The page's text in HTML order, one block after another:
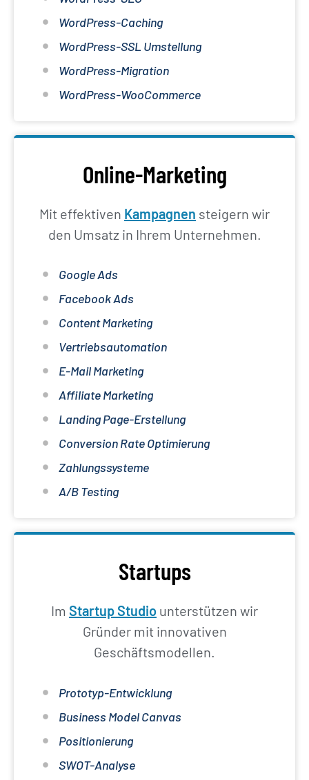
WordPress-Caching
WordPress-SSL Umstellung
WordPress-Migration
WordPress-WooCommerce
Online-Marketing
Mit effektiven Kampagnen steigern wir
den Umsatz in Ihrem Unternehmen.
Google Ads
Facebook Ads
Content Marketing
Vertriebsautomation
E-Mail Marketing
Affiliate Marketing
Landing Page-Erstellung
Conversion Rate Optimierung
Zahlungssysteme
A/B Testing
Startups
Im Startup Studio unterstützen wir
Gründer mit innovativen
Geschäftsmodellen.
Prototyp-Entwicklung
Business Model Canvas
Positionierung
SWOT-Analyse